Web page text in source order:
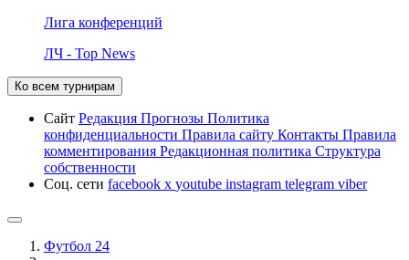
Лига конференций
ЛЧ - Top News
Ко всем турнирам
Сайт Редакция Прогнозы Политика
конфиденциальности Правила сайту Контакты Правила
комментирования Редакционная политика Структура
собственности
Соц. сети facebook x youtube instagram telegram viber
Футбол 24